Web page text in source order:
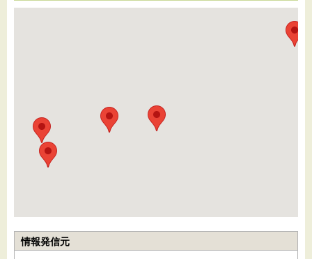
情報発信元